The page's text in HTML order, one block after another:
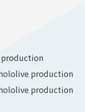
production
production